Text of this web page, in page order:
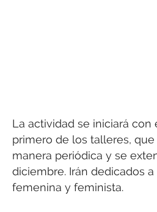
La actividad se iniciará con
primero de los talleres,
manera periódica y se
diciembre. Irán dedicados
femenina y feminista.